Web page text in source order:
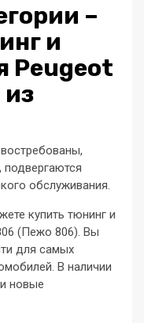
–
и
Peugeot
из
обслуживания.
купить тюнинг и
(Пежо 806). Вы
для самых
В наличии
новые